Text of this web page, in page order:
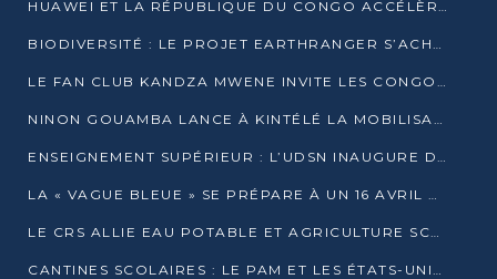
HUAWEI ET LA RÉPUBLIQUE DU CONGO ACCÉLÈRENT LEUR PARTENARIAT
BIODIVERSITÉ : LE PROJET EARTHRANGER S’ACHÈVE, MAIS LES DÉFIS DEMEURENT
LE FAN CLUB KANDZA MWENE INVITE LES CONGOLAIS À UNE FORTE AFFLUENCE AU STADE DE KINTÉLÉ
NINON GOUAMBA LANCE À KINTÉLÉ LA MOBILISATION POUR L’INVESTITURE DR DSN
ENSEIGNEMENT SUPÉRIEUR : L’UDSN INAUGURE DES LABORATOIRES POUR BOOSTER LA FORMATION PRATIQUE
LA « VAGUE BLEUE » SE PRÉPARE À UN 16 AVRIL HISTORIQUE
LE CRS ALLIE EAU POTABLE ET AGRICULTURE SCOLAIRE AU CŒUR DE LA TRANSFORMATION DES ÉCOLES RURALES
CANTINES SCOLAIRES : LE PAM ET LES ÉTATS-UNIS AU CONTACT DES ÉCOLIERS DE KINKALA